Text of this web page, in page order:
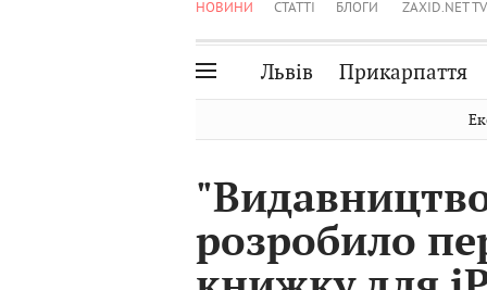
НОВИНИ СТАТТІ БЛОГИ ZAXID.NET TV
Львів Прикарпаття
Волинь
Чернівці
розробило